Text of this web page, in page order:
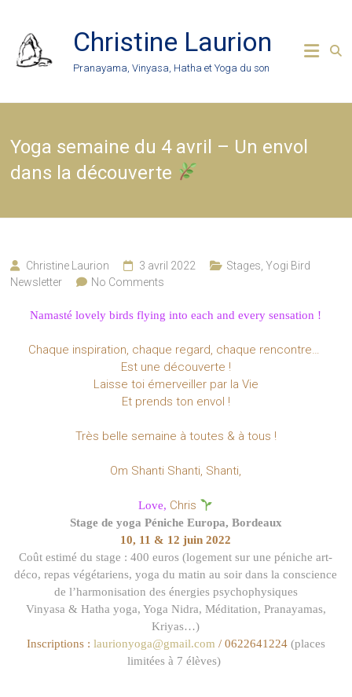
content
Christine Laurion
Pranayama, Vinyasa, Hatha et Yoga du son
Yoga semaine du 4 avril – Un envol
dans la découverte
Christine Laurion 3 avril 2022 Stages ,Yogi Bird
Newsletter
No Comments
Namasté lovely birds flying into each and every sensation !
Chaque inspiration, chaque regard, chaque rencontre…
Est une découverte !
Laisse toi émerveiller par la Vie
Et prends ton envol !
Très belle semaine à toutes & à tous !
Om Shanti Shanti, Shanti,
Love, Chris
Stage de yoga Péniche Europa, Bordeaux
10, 11 & 12 juin 2022
Coût estimé du stage : 400 euros (logement sur une péniche art-
déco, repas végétariens, yoga du matin au soir dans la conscience
de l’harmonisation des énergies psychophysiques
Vinyasa & Hatha yoga, Yoga Nidra, Méditation, Pranayamas,
Kriyas…)
Inscriptions : laurionyoga@gmail.com / 0622641224(places
limitées à 7 élèves)